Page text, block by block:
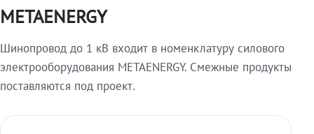
METAENERGY
Шинопровод до 1 кВ входит в номенклатуру силового
электрооборудования METAENERGY. Смежные продукты
поставляются под проект.